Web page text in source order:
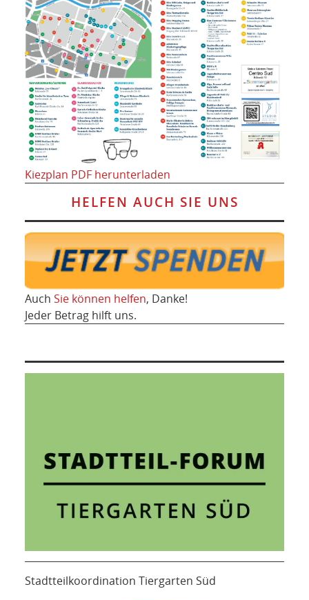
Kiezplan PDF herunterladen
HELFEN AUCH SIE UNS
Auch Sie können helfen, Danke!
Jeder Betrag hilft uns.
Stadtteilkoordination Tiergarten Süd